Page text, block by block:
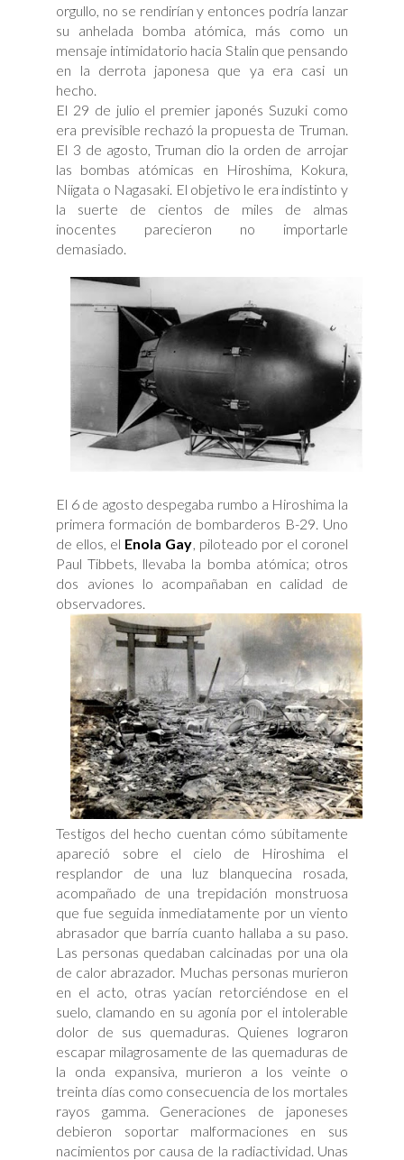
orgullo, no se rendirían y entonces podría lanzar
su anhelada bomba atómica, más como un
mensaje intimidatorio hacia Stalin que pensando
en la derrota japonesa que ya era casi un
hecho.
El 29 de julio el premier japonés Suzuki como
era previsible rechazó la propuesta de Truman.
El 3 de agosto, Truman dio la orden de arrojar
las bombas atómicas en Hiroshima, Kokura,
Niigata o Nagasaki. El objetivo le era indistinto y
la suerte de cientos de miles de almas
inocentes parecieron no importarle
demasiado.
El 6 de agosto despegaba rumbo a Hiroshima la
primera formación de bombarderos B-29. Uno
de ellos, el Enola Gay, piloteado por el coronel
Paul Tibbets, llevaba la bomba atómica; otros
dos aviones lo acompañaban en calidad de
observadores.
Testigos del hecho cuentan cómo súbitamente
apareció sobre el cielo de Hiroshima el
resplandor de una luz blanquecina rosada,
acompañado de una trepidación monstruosa
que fue seguida inmediatamente por un viento
abrasador que barría cuanto hallaba a su paso.
Las personas quedaban calcinadas por una ola
de calor abrazador. Muchas personas murieron
en el acto, otras yacían retorciéndose en el
suelo, clamando en su agonía por el intolerable
dolor de sus quemaduras. Quienes lograron
escapar milagrosamente de las quemaduras de
la onda expansiva, murieron a los veinte o
treinta días como consecuencia de los mortales
rayos gamma. Generaciones de japoneses
debieron soportar malformaciones en sus
nacimientos por causa de la radiactividad. Unas